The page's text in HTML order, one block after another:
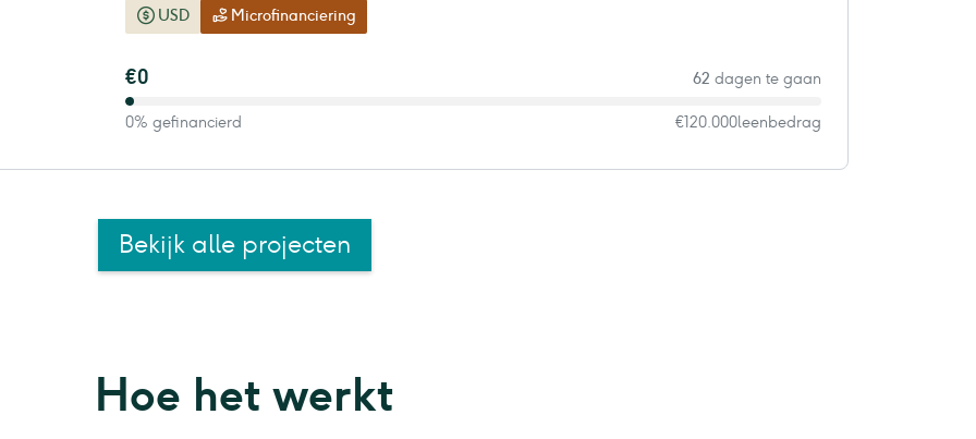
USD Microfinanciering
€0 62 dagen te gaan
0% gefinancierd €120.000leenbedrag
Bekijk alle projecten
Hoe het werkt